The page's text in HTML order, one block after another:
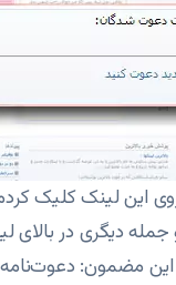
این لینک کلیک
جمله دیگری در
مضمون: